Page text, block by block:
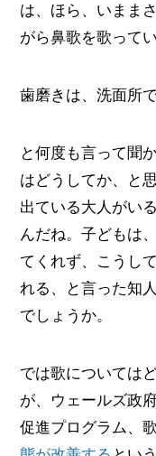
は、ほら、いまま
がら鼻歌を歌って
歯磨きは、洗面所
と何度も言って聞
はどうしてか、と
出ている大人がい
んだね。子どもは
てくれず、こうし
れる、と言った知
でしょうか。
では歌については
が、ウェールズ政
促進プログラム、